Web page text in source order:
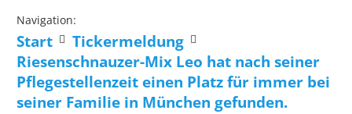
Navigation:
Start
Tickermeldung
Riesenschnauzer-Mix Leo hat nach seiner
Pflegestellenzeit einen Platz für immer bei
seiner Familie in München gefunden.